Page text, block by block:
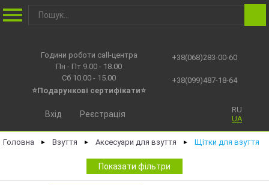
Години роботи call-центра
Пн - Пт 9.00 - 18.00
Сб 10.00 - 15.00
⭐Подарункові сертифікати⭐
+38(068)283-00-60
+38(099)487-18-64
RU
UA
Вхід Реєстрація
Головна ► Взуття ► Аксесуари для взуття ► Щітки для взуття
Показати фільтри